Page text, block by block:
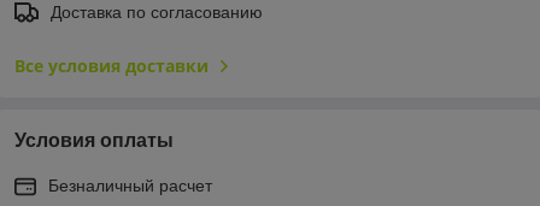
Доставка по согласованию
Все условия доставки
Условия оплаты
Безналичный расчет